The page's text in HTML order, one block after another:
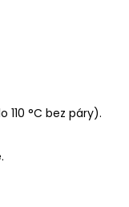
°C bez páry).